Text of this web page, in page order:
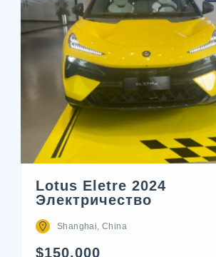
Lotus Eletre 2024
Электричество
Shanghai, China
$150,000